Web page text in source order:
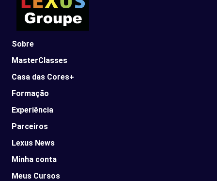
Sobre
MasterClasses
Casa das Cores+
Formação
Experiência
Parceiros
Lexus News​
Minha conta
Meus Cursos